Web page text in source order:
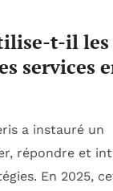
t-il les
services
a instauré un
répondre et
En 2025,